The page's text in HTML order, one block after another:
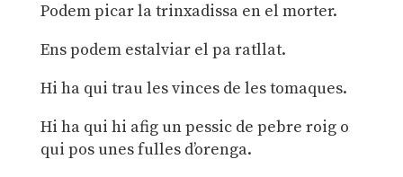
Podem picar la trinxadissa en el morter.
Ens podem estalviar el pa ratllat.
Hi ha qui trau les vinces de les tomaques.
Hi ha qui hi afig un pessic de pebre roig o
qui pos unes fulles d’orenga.